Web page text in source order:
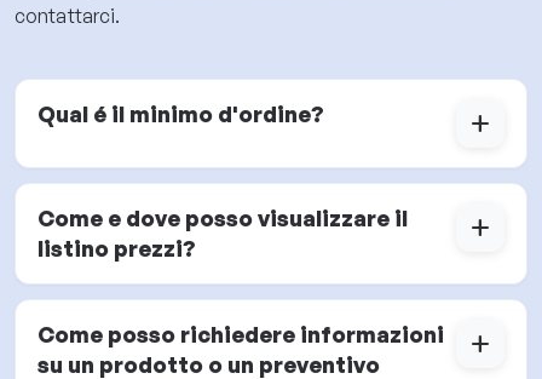
contattarci.
Qual é il minimo d'ordine? add
Come e dove posso visualizzare il
listino prezzi?
add
Come posso richiedere informazioni
su un prodotto o un preventivo
add